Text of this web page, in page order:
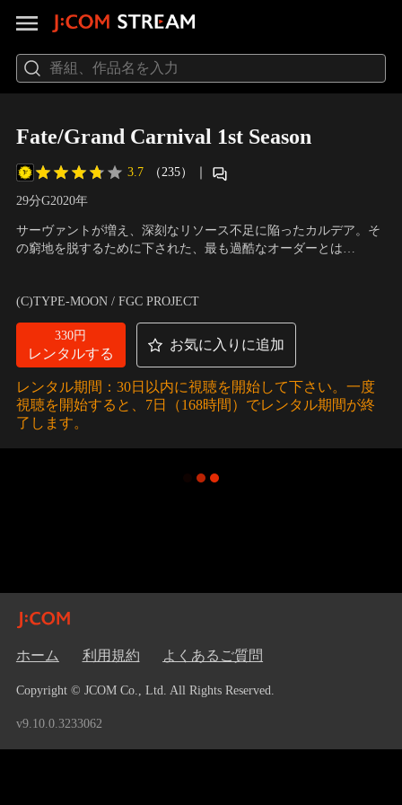
Fate/Grand Carnival 1st Season
3.7 （235） ｜
29分G2020年
サーヴァントが増え、深刻なリソース不足に陥ったカルデア。そ
の窮地を脱するために下された、最も過酷なオーダーとは…
(C)TYPE-MOON / FGC PROJECT
330円
レンタルする
お気に入りに追加
レンタル期間：30日以内に視聴を開始して下さい。一度
視聴を開始すると、7日（168時間）でレンタル期間が終
了します。
ホーム 利用規約 よくあるご質問
Copyright © JCOM Co., Ltd. All Rights Reserved.
v9.10.0.3233062